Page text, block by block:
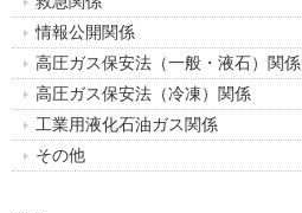
情報公開関係
高圧ガス保安法（一般・液石）関係
高圧ガス保安法（冷凍）関係
工業用液化石油ガス関係
その他